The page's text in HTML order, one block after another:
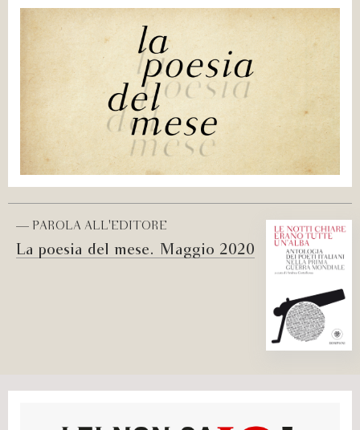
— PAROLA ALL'EDITORE
La poesia del mese. Maggio 2020